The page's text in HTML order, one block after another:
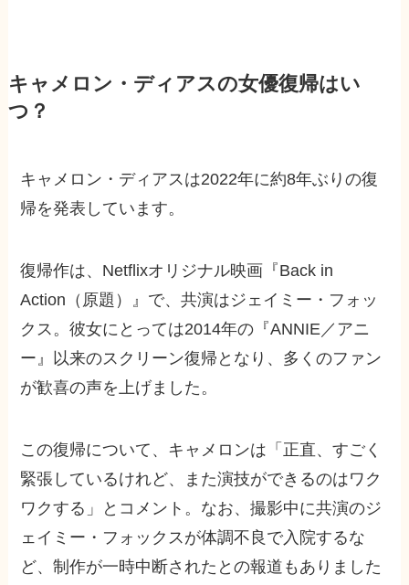
キャメロン・ディアスの女優復帰はい
つ？
キャメロン・ディアスは2022年に約8年ぶりの復
帰を発表しています。
復帰作は、Netflixオリジナル映画『Back in
Action（原題）』で、共演はジェイミー・フォッ
クス。彼女にとっては2014年の『ANNIE／アニ
ー』以来のスクリーン復帰となり、多くのファン
が歓喜の声を上げました。
この復帰について、キャメロンは「正直、すごく
緊張しているけれど、また演技ができるのはワク
ワクする」とコメント。なお、撮影中に共演のジ
ェイミー・フォックスが体調不良で入院するな
ど、制作が一時中断されたとの報道もありました